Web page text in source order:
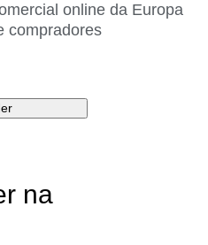
online da Europa
compradores
na